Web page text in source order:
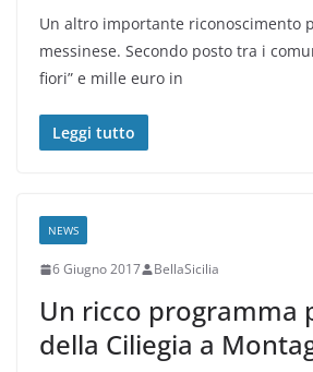
Un altro importante riconoscimento
messinese. Secondo posto tra i
fiori” e mille euro in
Leggi tutto
NEWS
6 Giugno 2017 BellaSicilia
Un ricco programma
della Ciliegia a